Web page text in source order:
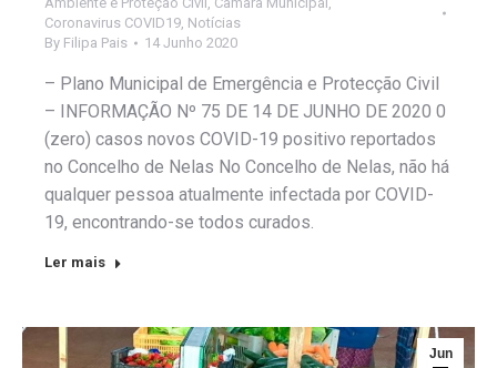
Coronavirus COVID19, Notícias
By Filipa Pais 14 Junho 2020
– Plano Municipal de Emergência e Protecção Civil
– INFORMAÇÃO Nº 75 DE 14 DE JUNHO DE 2020 0
(zero) casos novos COVID-19 positivo reportados
no Concelho de Nelas No Concelho de Nelas, não há
qualquer pessoa atualmente infectada por COVID-
19, encontrando-se todos curados.
Ler mais
Jun